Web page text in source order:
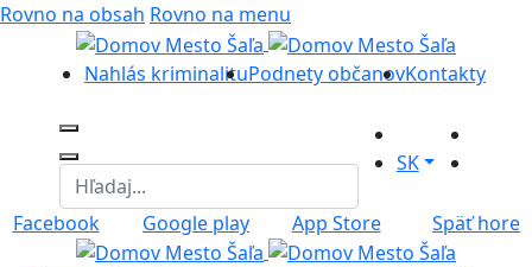
Rovno na obsah Rovno na menu
Nahlás kriminalituPodnety občanovKontakty
SK
Facebook Google play App Store Späť hore